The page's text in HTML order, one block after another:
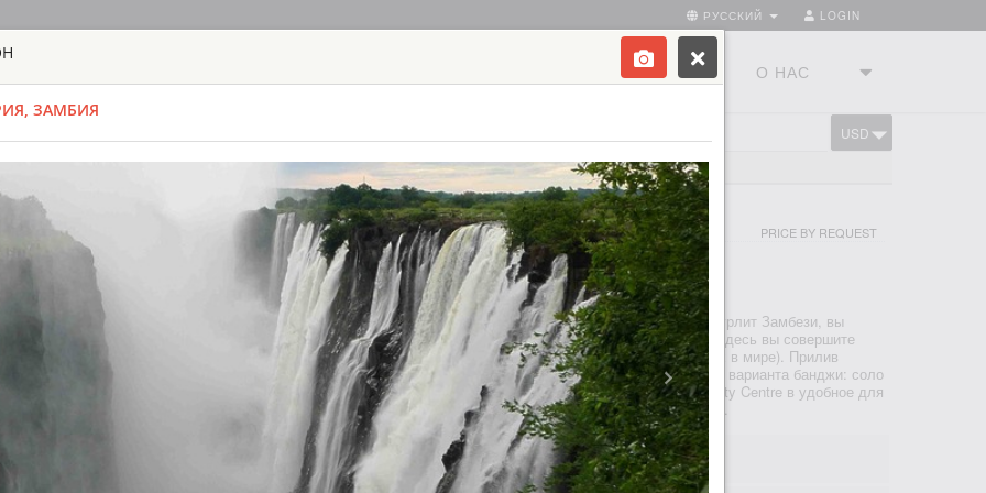
LOGIN
РУССКИЙ
ТУРСТУДИЯ О НАС
USD
ЗАМБИЯ
BUNGI JUMP СО СТОРОНЫ ЗАМБИИ
PRICE BY REQUEST
ЗАМБИЯ - ЛИВИНГСТОН
ЭКСКУРСИИ И РАЗВЛЕЧЕНИЯ
Когда позади вас водопад Виктория, а под мостом бурлит Замбези, вы
поймете, что этот банджи-джамп будет особенным. Здесь вы совершите
прыжок с высоты 111 метров (один из самых высоких в мире). Прилив
адреналина будет дикий, как река Замбези. Есть два варианта банджи: соло
или тандем с партнером. Мы встретимся в Day Activity Centre в удобное для
вас время (не забудьте взять паспорт!), прогуляемс...
Time From: 07:00; 07:30; 08:00; 08:30... 17:00
Duration: 01h 00m
ЗАМБИЯ